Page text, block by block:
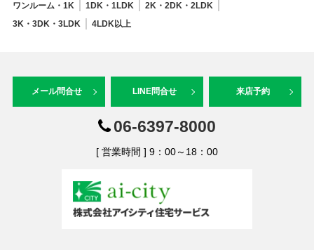
ワンルーム・1K 1DK・1LDK
2K・2DK・2LDK
3K・3DK・3LDK
4LDK以上
メール問合せ LINE問合せ 来店予約
06-6397-8000
[ 営業時間 ] 9：00～18：00